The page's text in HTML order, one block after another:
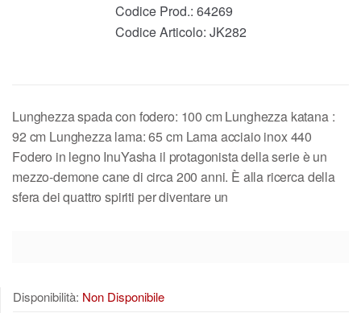
Codice Prod.: 64269
Codice Articolo: JK282
Lunghezza spada con fodero: 100 cm Lunghezza katana :
92 cm Lunghezza lama: 65 cm Lama acciaio inox 440
Fodero in legno InuYasha il protagonista della serie è un
mezzo-demone cane di circa 200 anni. È alla ricerca della
sfera dei quattro spiriti per diventare un
Disponibilità: Non Disponibile